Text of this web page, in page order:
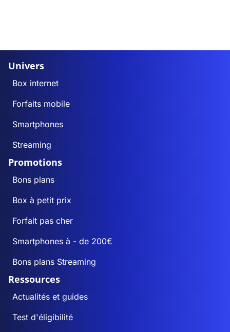
Univers
Box internet
Forfaits mobile
Smartphones
Streaming
Promotions
Bons plans
Box à petit prix
Forfait pas cher
Smartphones à - de 200€
Bons plans Streaming
Ressources
Actualités et guides
Test d'éligibilité